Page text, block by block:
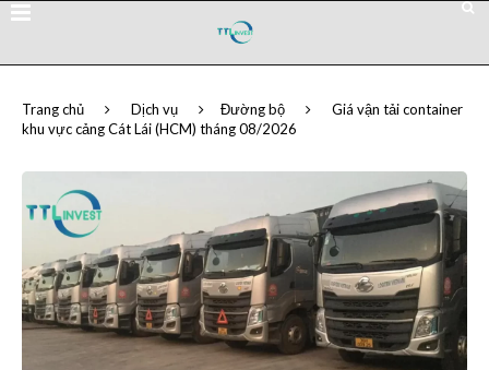
Trang chủ Dịch vụ Đường bộ
Giá vận tải container
khu vực cảng Cát Lái (HCM) tháng 08/2026